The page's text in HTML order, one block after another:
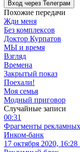
Вход через Телеграм
Похожие передачи
Жди меня
Без комплексов
Доктор Курпатов
МЫ и время
Взгляд
Времена
Закрытый показ
Поехали!
Моя семья
Модный приговор
Случайные записи
00:31
Фрагменты
Инком-банк
17 октября 2020, 16:28